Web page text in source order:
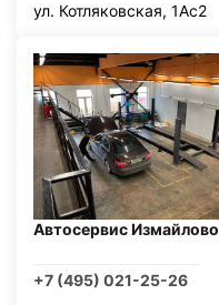
ул. Котляковская, 1Ас2
Автосервис Измайлово
+7 (495) 021-25-26